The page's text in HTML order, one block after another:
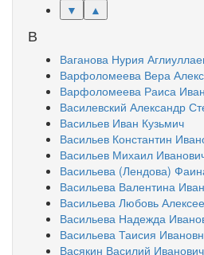
▼
▲
В
Ваганова Нурия
Варфоломеева Вера
Варфоломеева Раиса
Василевский Александр
Васильев Иван Кузьмич
Васильев Константин
Васильев Михаил
Васильева (Лендова)
Васильева Валентина
Васильева Любовь
Васильева Надежда
Васильева Таисия
Васякин Василий Иванович